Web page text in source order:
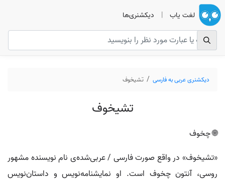
لغت یاب | دیکشنری‌ها
دیکشنری عربی به فارسی تشيخوف
تشيخوف
🌐 چخوف
«تشیخوف» در واقع صورت فارسی / عربی‌شده‌ی نام نویسنده مشهور
روسی، آنتون چخوف است. او نمایشنامه‌نویس و داستان‌نویس